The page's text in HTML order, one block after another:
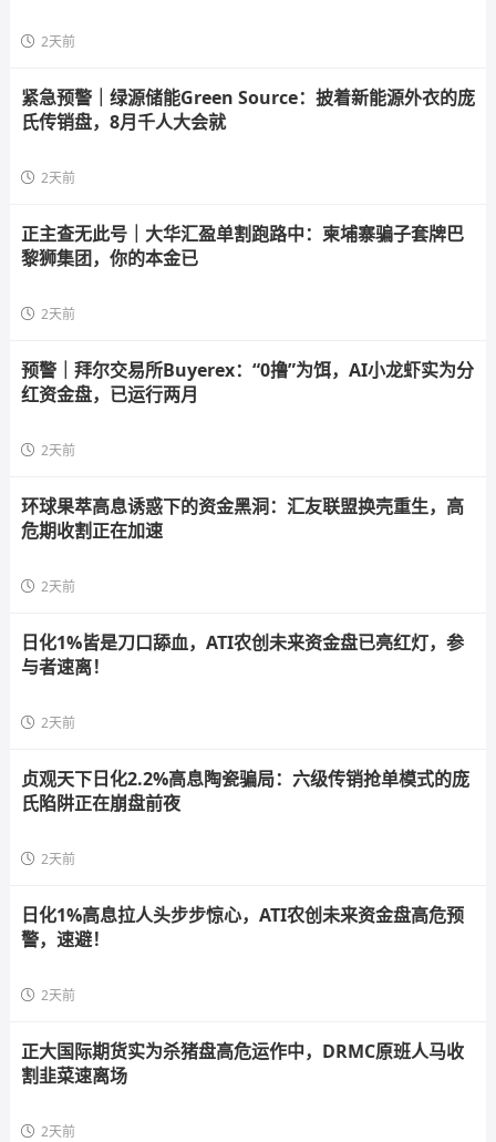
2天前
紧急预警｜绿源储能Green Source：披着新能源外衣的庞
氏传销盘，8月千人大会就
2天前
正主查无此号｜大华汇盈单割跑路中：柬埔寨骗子套牌巴
黎狮集团，你的本金已
2天前
预警｜拜尔交易所Buyerex：“0撸”为饵，AI小龙虾实为分
红资金盘，已运行两月
2天前
环球果萃高息诱惑下的资金黑洞：汇友联盟换壳重生，高
危期收割正在加速
2天前
日化1%皆是刀口舔血，ATI农创未来资金盘已亮红灯，参
与者速离！
2天前
贞观天下日化2.2%高息陶瓷骗局：六级传销抢单模式的庞
氏陷阱正在崩盘前夜
2天前
日化1%高息拉人头步步惊心，ATI农创未来资金盘高危预
警，速避！
2天前
正大国际期货实为杀猪盘高危运作中，DRMC原班人马收
割韭菜速离场
2天前